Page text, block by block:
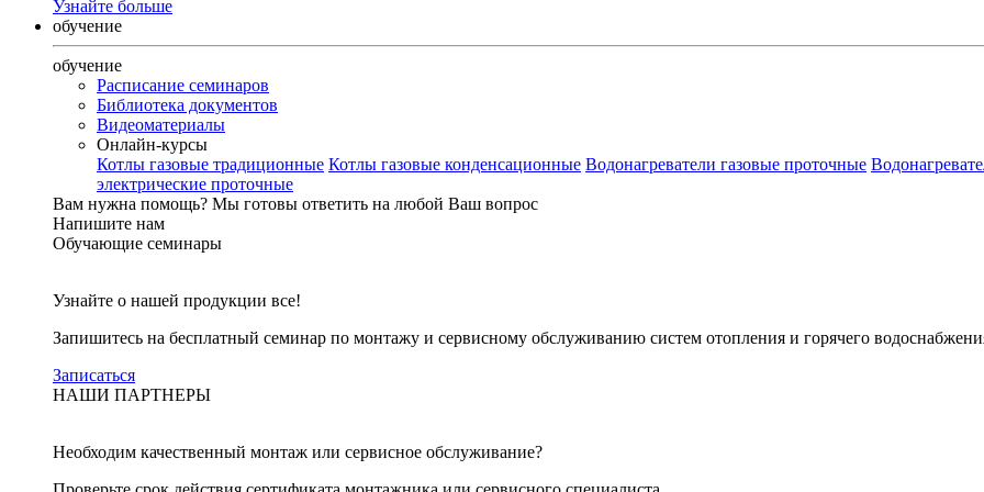
Узнайте больше
обучение
обучение
Расписание семинаров
Библиотека документов
Видеоматериалы
Онлайн-курсы
Котлы газовые традиционные Котлы газовые конденсационные Водонагреватели газовые проточные
электрические проточные
Вам нужна помощь? Мы готовы ответить на любой Ваш вопрос
Напишите нам
Обучающие семинары
Узнайте о нашей продукции все!
Запишитесь на бесплатный семинар по монтажу и сервисному обслуживанию систем отопления и горячего
Записаться
НАШИ ПАРТНЕРЫ
Необходим качественный монтаж или сервисное обслуживание?